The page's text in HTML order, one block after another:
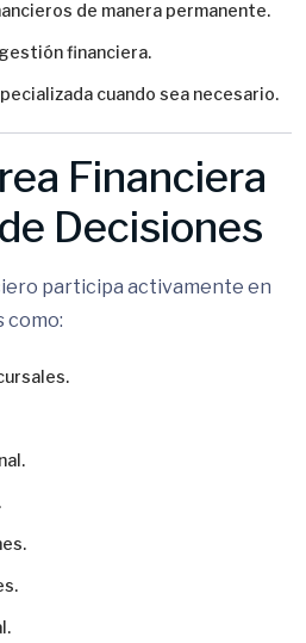
de manera permanente.
financiera.
cuando sea necesario.
Financiera
Decisiones
participa activamente en
como: